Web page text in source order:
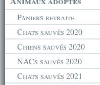
Paniers retraite
Chats sauvés 2020
Chiens sauvés 2020
NACs sauvés 2020
Chats sauvés 2021